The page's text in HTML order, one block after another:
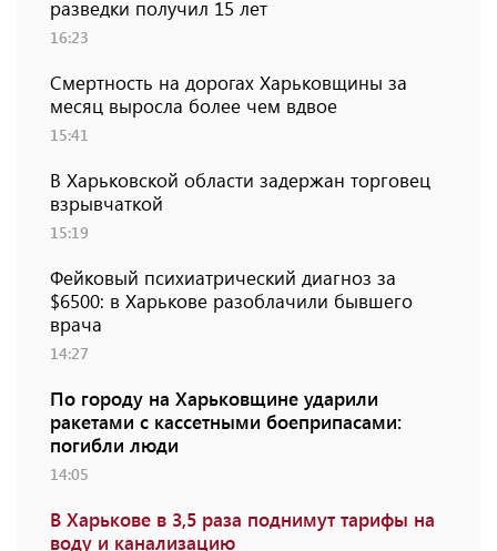
разведки получил 15 лет
16:23
Смертность на дорогах Харьковщины за
месяц выросла более чем вдвое
15:41
В Харьковской области задержан торговец
взрывчаткой
15:19
Фейковый психиатрический диагноз за
$6500: в Харькове разоблачили бывшего
врача
14:27
По городу на Харьковщине ударили
ракетами с кассетными боеприпасами:
погибли люди
14:05
В Харькове в 3,5 раза поднимут тарифы на
воду и канализацию